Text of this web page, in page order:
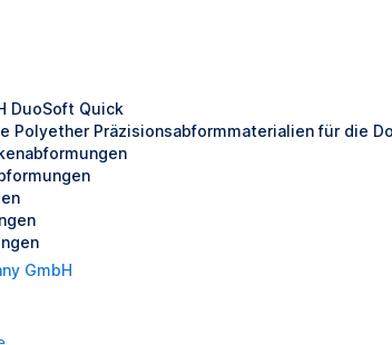
DuoSoft Quick
Polyether Präzisionsabformmaterialien für die
GmbH